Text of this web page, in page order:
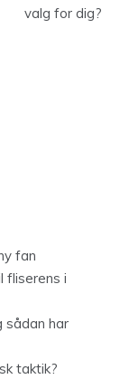
valg for dig?
fan
fliserens i
sådan har
taktik?